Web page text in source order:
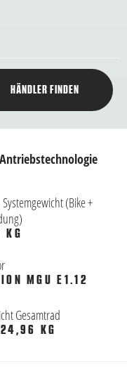
HÄNDLER FINDEN
(Bike +
KG
MGU E1.12
Gesamtrad
KG